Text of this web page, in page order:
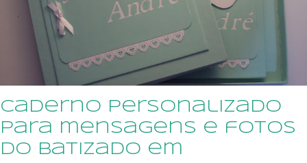
caderno personalizado
para mensagens e fotos
do batizado em